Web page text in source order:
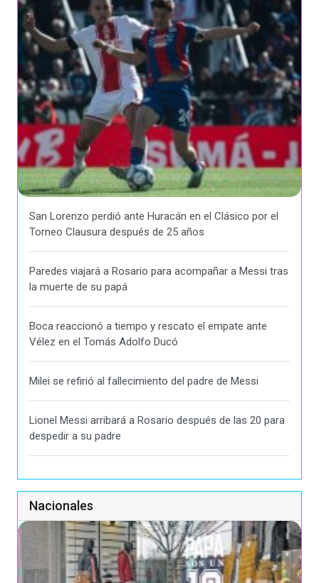
San Lorenzo perdió ante Huracán en el Clásico por el
Torneo Clausura después de 25 años
Paredes viajará a Rosario para acompañar a Messi tras
la muerte de su papá
Boca reaccionó a tiempo y rescato el empate ante
Vélez en el Tomás Adolfo Ducó
Milei se refirió al fallecimiento del padre de Messi
Lionel Messi arribará a Rosario después de las 20 para
despedir a su padre
Nacionales